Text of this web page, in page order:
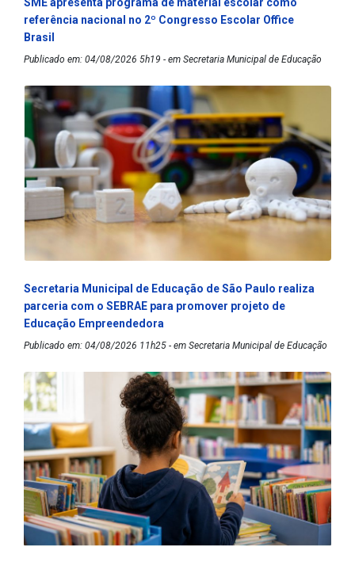
referência nacional no 2º Congresso Escolar Office
Brasil
Publicado em: 04/08/2026 5h19 - em Secretaria Municipal de Educação
Secretaria Municipal de Educação de São Paulo realiza
parceria com o SEBRAE para promover projeto de
Educação Empreendedora
Publicado em: 04/08/2026 11h25 - em Secretaria Municipal de Educação